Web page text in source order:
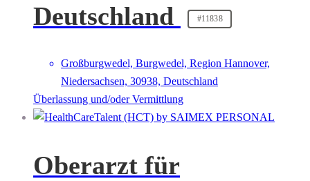
Deutschland
#11838
Großburgwedel, Burgwedel, Region Hannover,
Niedersachsen, 30938, Deutschland
Überlassung und/oder Vermittlung
Oberarzt für